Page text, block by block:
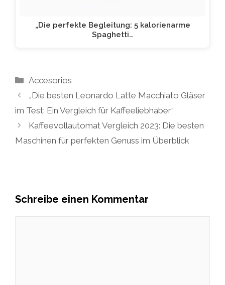
„Die perfekte Begleitung: 5 kalorienarme
Spaghetti…
Kategorien
Accesorios
„Die besten Leonardo Latte Macchiato Gläser
im Test: Ein Vergleich für Kaffeeliebhaber“
Kaffeevollautomat Vergleich 2023: Die besten
Maschinen für perfekten Genuss im Überblick
Schreibe einen Kommentar